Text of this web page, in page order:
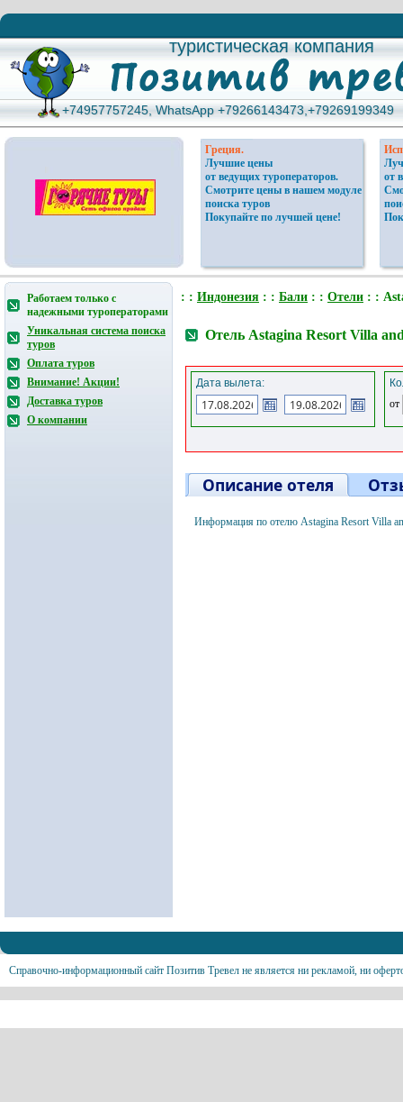
туристическая компания
туристическая компания
+74957757245, WhatsApp +79266143473,+79269199349
+74957757245, WhatsApp +79266143473,+79269199349
Греция.
Лучшие цены
от ведущих туроператоров.
Смотрите цены в нашем модуле
поиска туров
Покупайте по лучшей цене!
от
Работаем только с
надежными туроператорами
Уникальная система поиска
туров
Оплата туров
Внимание! Акции!
Доставка туров
О компании
: : Индонезия : : Бали : : Отели : :
Отель Astagina Resort Villa
Дата вылета:
от
Описание отеля
Информация по отелю Astagina Resort Villa
Справочно-информационный сайт Позитив Тревел не является ни рекламой, ни